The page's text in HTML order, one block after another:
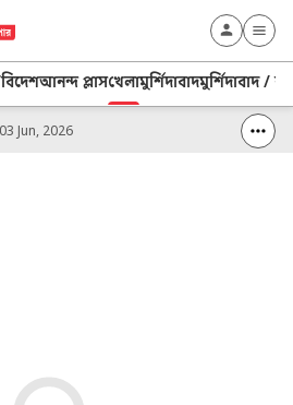
আনন্দ প্লাসখেলামুর্শিদাবাদমুর্শিদাবাদ /
Jun, 2026